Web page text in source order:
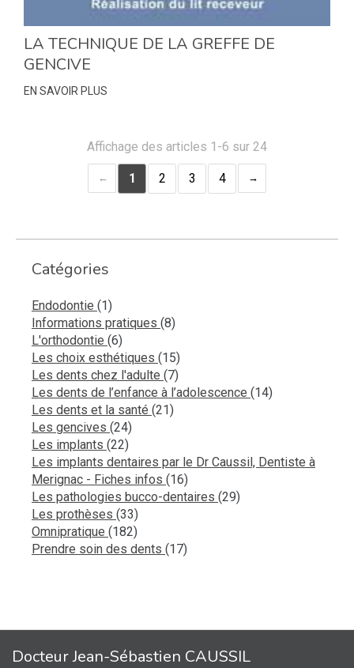
LA TECHNIQUE DE LA GREFFE DE
GENCIVE
EN SAVOIR PLUS
Affichage des articles 1-6 sur 24
1 2 3 4
Catégories
Endodontie (1)Articles Count
Informations pratiques (8)Articles Count
L'orthodontie (6)Articles Count
Les choix esthétiques (15)Articles Count
Les dents chez l'adulte (7)Articles Count
Les dents de l’enfance à l’adolescence (14)Articles Count
Les dents et la santé (21)Articles Count
Les gencives (24)Articles Count
Les implants (22)Articles Count
Les implants dentaires par le Dr Caussil, Dentiste à
Merignac - Fiches infos (16)Articles Count
Les pathologies bucco-dentaires (29)Articles Count
Les prothèses (33)Articles Count
Omnipratique (182)Articles Count
Prendre soin des dents (17)Articles Count
Docteur Jean-Sébastien CAUSSIL